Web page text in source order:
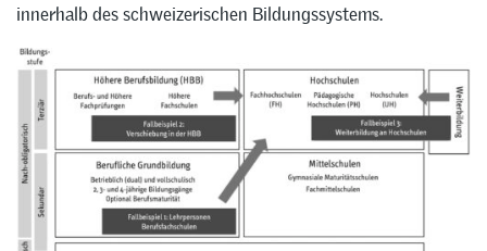
innerhalb des schweizerischen Bildungssystems.